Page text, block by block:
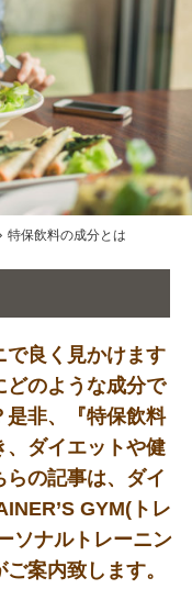
特保飲料の成分とは
で良く見かけます
どのような成分で
是非、『特保飲料
、ダイエットや健
の記事は、ダイ
GYM(トレ
ソナルトレーニン
案内致します。